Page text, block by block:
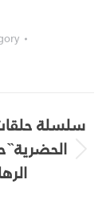
Album
سلسلة
الحضرية